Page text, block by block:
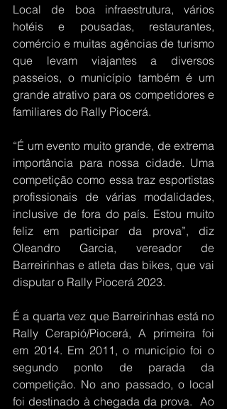
Local de boa infraestrutura, vários
hotéis e pousadas, restaurantes,
comércio e muitas agências de turismo
que levam viajantes a diversos
passeios, o município também é um
grande atrativo para os competidores e
familiares do Rally Piocerá.
“É um evento muito grande, de extrema
importância para nossa cidade. Uma
competição como essa traz esportistas
profissionais de várias modalidades,
inclusive de fora do país. Estou muito
feliz em participar da prova”, diz
Oleandro Garcia, vereador de
Barreirinhas e atleta das bikes, que vai
disputar o Rally Piocerá 2023.
É a quarta vez que Barreirinhas está no
Rally Cerapió/Piocerá, A primeira foi
em 2014. Em 2011, o município foi o
segundo ponto de parada da
competição. No ano passado, o local
foi destinado à chegada da prova.  Ao